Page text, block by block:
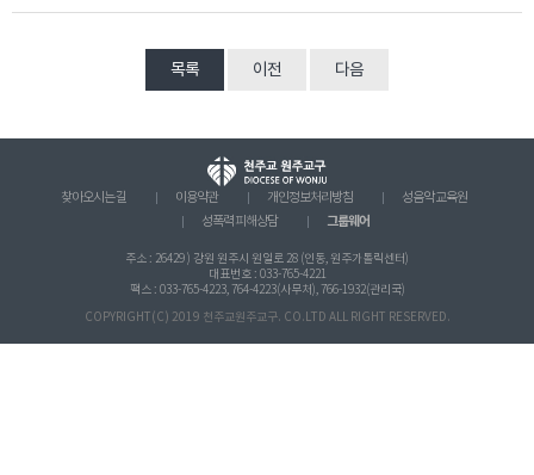
목록 이전 다음
찾아오시는 길 이용약관 개인정보처리방침
성음악 교육원
성폭력 피해상담
그룹웨어
주소 : 26429 ) 강원 원주시 원일로 28 (인동, 원주가톨릭센터)
대표번호 : 033-765-4221
팩스 : 033-765-4223, 764-4223(사무처), 766-1932(관리국)
COPYRIGHT(C) 2019 천주교원주교구. CO.LTD ALL RIGHT RESERVED.